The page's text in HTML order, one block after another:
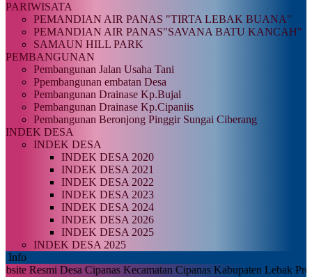
PARIWISATA
PEMANDIAN AIR PANAS "TIRTA LEBAK BUANA"
PEMANDIAN AIR PANAS"SAVANA BATU KANCAH"
SAMAUN HILL PARK
PEMBANGUNAN
Pembangunan Jalan Usaha Tani
Ppembangunan embatan Desa
Pembangunan Drainase Kp.Bujal
Pembangunan Drainase Kp.Cipaniis
Pembangunan Beronjong Pinggir Sungai Ciberang
INDEK DESA
INDEK DESA
INDEK DESA 2020
INDEK DESA 2021
INDEK DESA 2022
INDEK DESA 2023
INDEK DESA 2024
INDEK DESA 2026
INDEK DESA 2025
INDEK DESA 2025
Info
Desa Cipanas Kecamatan Cipanas Kabupaten Lebak Provinsi